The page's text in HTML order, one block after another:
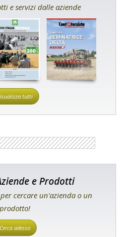
e servizi dalle aziende
tutti
e Prodotti
cercare un'azienda o un
prodotto!
Cerca adesso